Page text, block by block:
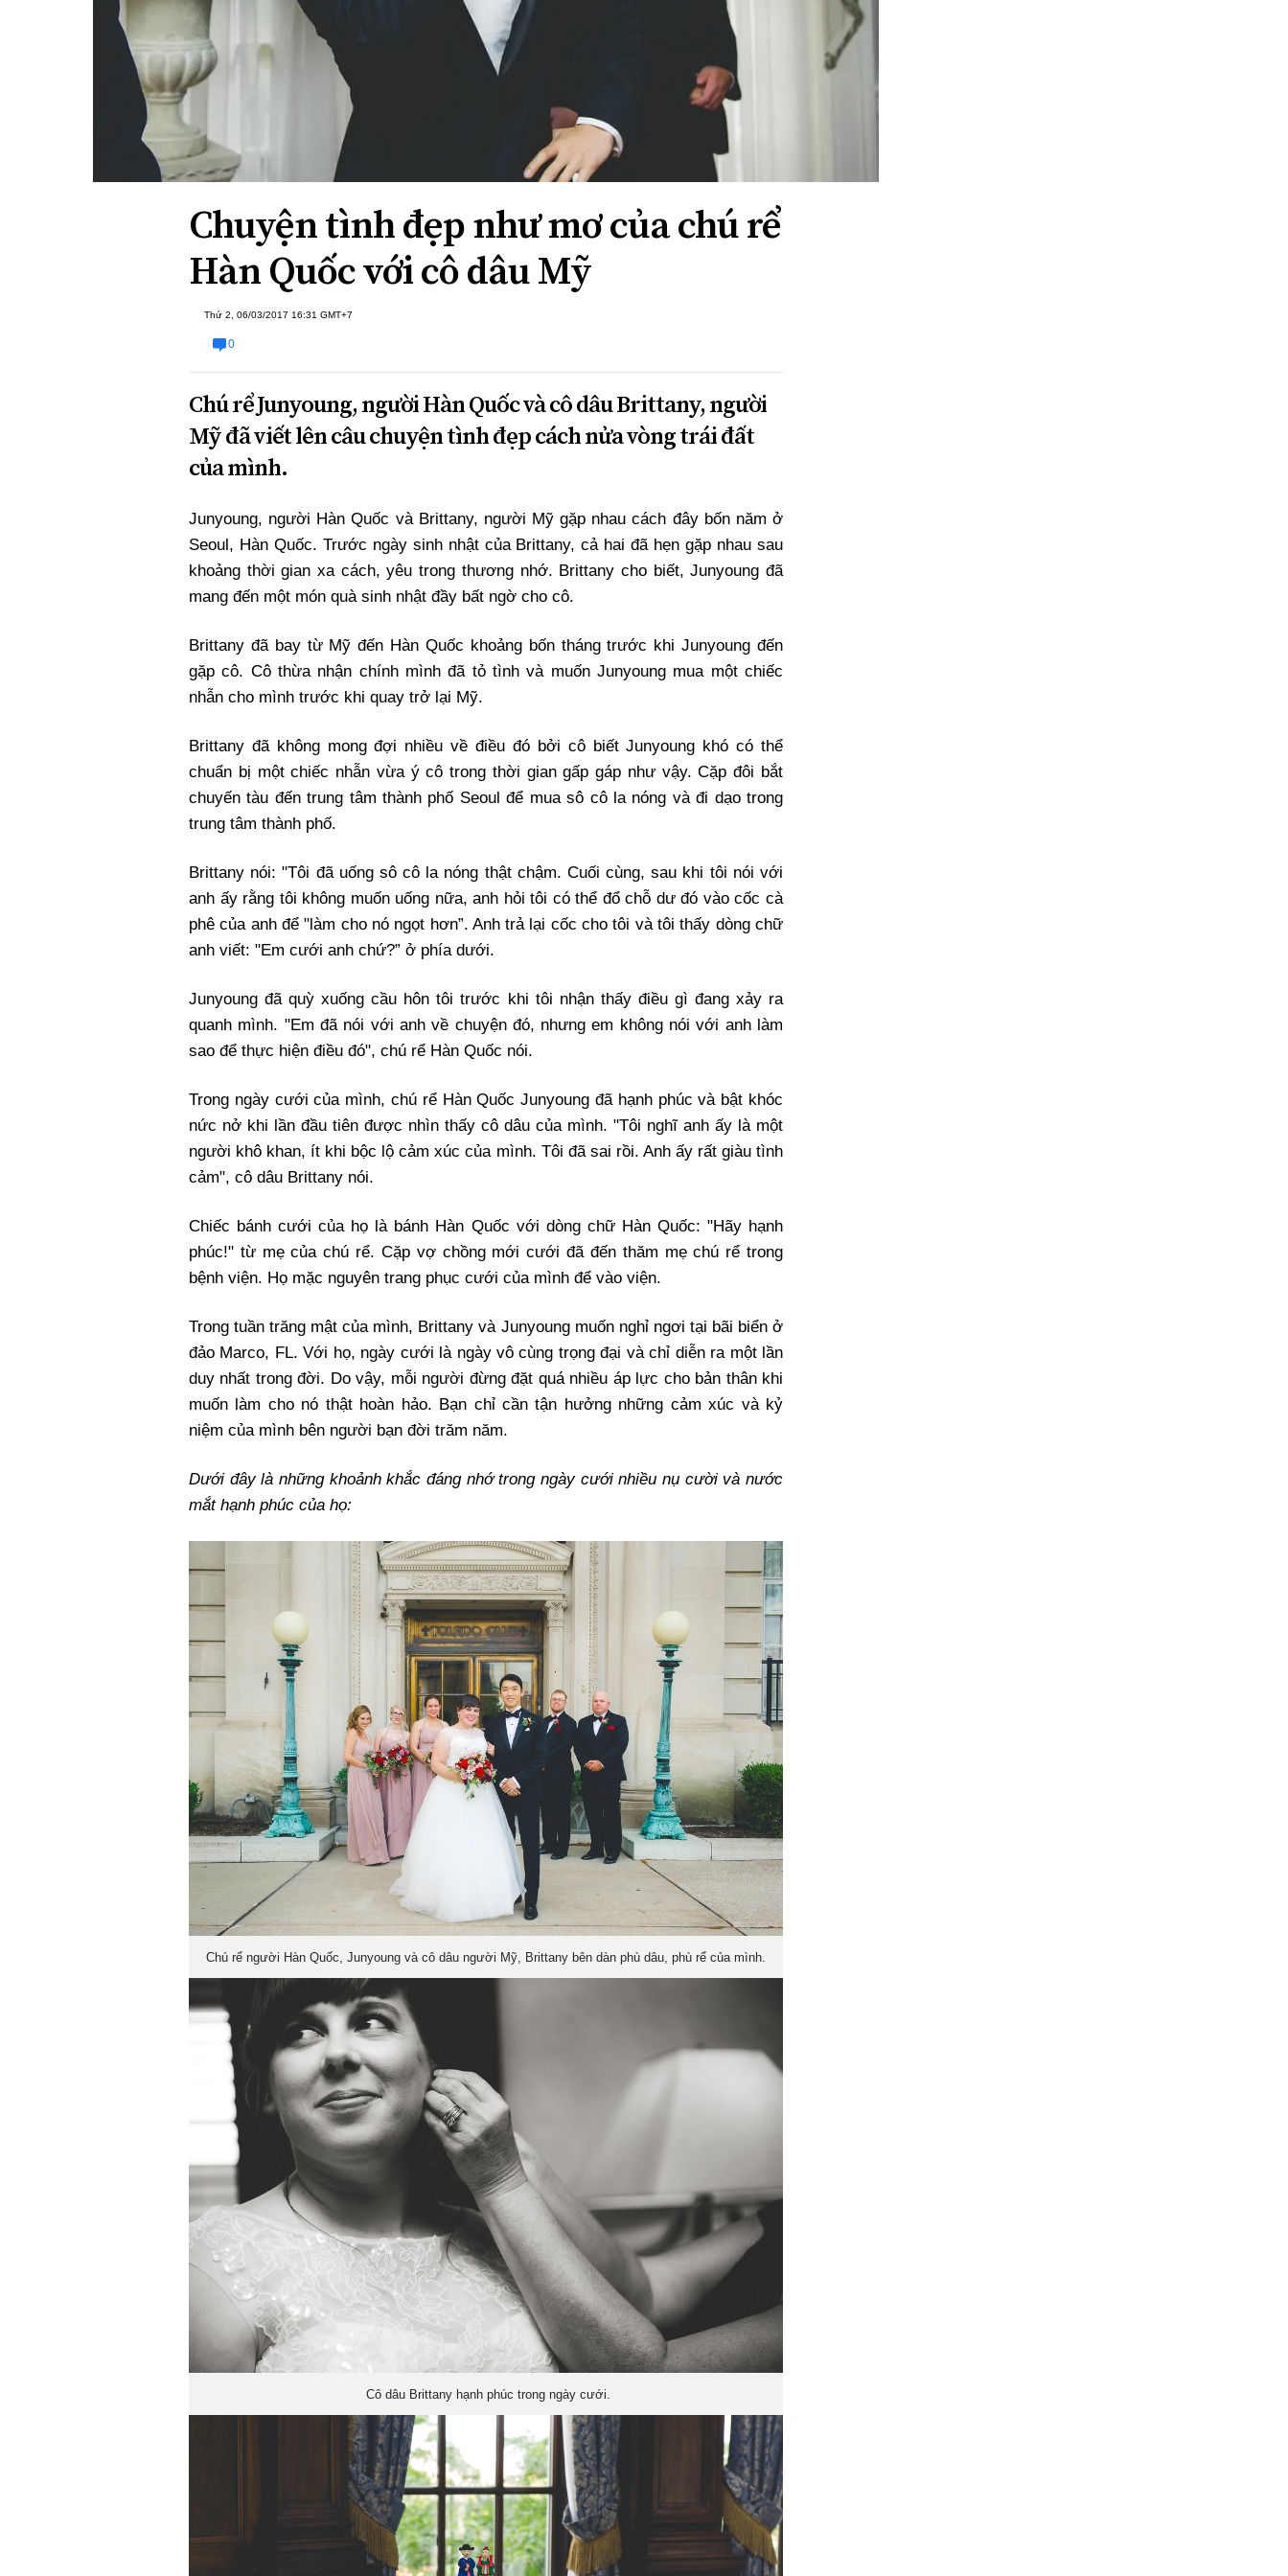
Xi nhan Trái Phải
Bạn đọc viết
Chuyện tình đẹp như mơ của chú rể
Hàn Quốc với cô dâu Mỹ
Thứ 2, 06/03/2017 16:31 GMT+7
0
Chú rể Junyoung, người Hàn Quốc và cô dâu Brittany, người
Mỹ đã viết lên câu chuyện tình đẹp cách nửa vòng trái đất
của mình.
Junyoung, người Hàn Quốc và Brittany, người Mỹ gặp nhau cách đây bốn năm ở
Seoul, Hàn Quốc. Trước ngày sinh nhật của Brittany, cả hai đã hẹn gặp nhau sau
khoảng thời gian xa cách, yêu trong thương nhớ. Brittany cho biết, Junyoung đã
mang đến một món quà sinh nhật đầy bất ngờ cho cô.
Brittany đã bay từ Mỹ đến Hàn Quốc khoảng bốn tháng trước khi Junyoung đến
gặp cô. Cô thừa nhận chính mình đã tỏ tình và muốn Junyoung mua một chiếc
nhẫn cho mình trước khi quay trở lại Mỹ.
Brittany đã không mong đợi nhiều về điều đó bởi cô biết Junyoung khó có thể
chuẩn bị một chiếc nhẫn vừa ý cô trong thời gian gấp gáp như vậy. Cặp đôi bắt
chuyến tàu đến trung tâm thành phố Seoul để mua sô cô la nóng và đi dạo trong
trung tâm thành phố.
Brittany nói: "Tôi đã uống sô cô la nóng thật chậm. Cuối cùng, sau khi tôi nói với
anh ấy rằng tôi không muốn uống nữa, anh hỏi tôi có thể đổ chỗ dư đó vào cốc cà
phê của anh để "làm cho nó ngọt hơn”. Anh trả lại cốc cho tôi và tôi thấy dòng chữ
anh viết: "Em cưới anh chứ?” ở phía dưới.
Junyoung đã quỳ xuống cầu hôn tôi trước khi tôi nhận thấy điều gì đang xảy ra
quanh mình. "Em đã nói với anh về chuyện đó, nhưng em không nói với anh làm
sao để thực hiện điều đó", chú rể Hàn Quốc nói.
Trong ngày cưới của mình, chú rể Hàn Quốc Junyoung đã hạnh phúc và bật khóc
nức nở khi lần đầu tiên được nhìn thấy cô dâu của mình. "Tôi nghĩ anh ấy là một
người khô khan, ít khi bộc lộ cảm xúc của mình. Tôi đã sai rồi. Anh ấy rất giàu tình
cảm", cô dâu Brittany nói.
Chiếc bánh cưới của họ là bánh Hàn Quốc với dòng chữ Hàn Quốc: "Hãy hạnh
phúc!" từ mẹ của chú rể. Cặp vợ chồng mới cưới đã đến thăm mẹ chú rể trong
bệnh viện. Họ mặc nguyên trang phục cưới của mình để vào viện.
Trong tuần trăng mật của mình, Brittany và Junyoung muốn nghỉ ngơi tại bãi biển ở
đảo Marco, FL. Với họ, ngày cưới là ngày vô cùng trọng đại và chỉ diễn ra một lần
duy nhất trong đời. Do vậy, mỗi người đừng đặt quá nhiều áp lực cho bản thân khi
muốn làm cho nó thật hoàn hảo. Bạn chỉ cần tận hưởng những cảm xúc và kỷ
niệm của mình bên người bạn đời trăm năm.
Dưới đây là những khoảnh khắc đáng nhớ trong ngày cưới nhiều nụ cười và nước
mắt hạnh phúc của họ:
Chú rể người Hàn Quốc, Junyoung và cô dâu người Mỹ, Brittany bên dàn phù dâu, phù rể của mình.
Cô dâu Brittany hạnh phúc trong ngày cưới.